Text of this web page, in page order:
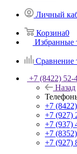
Личный
Корзина0
Избранные
Сравнение
+7 (8422) 52-
Назад
+7
+7 (927)
+7 (937)
+7
+7 (927)